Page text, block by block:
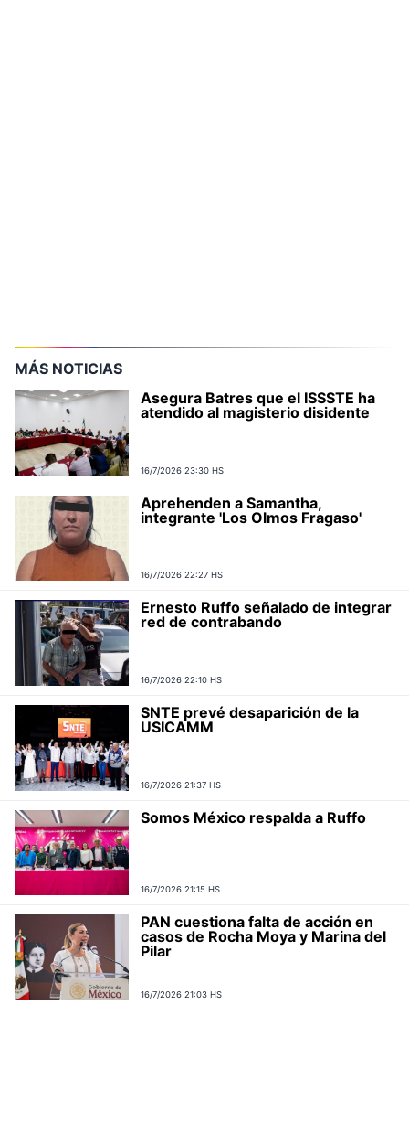
MÁS NOTICIAS
Asegura Batres que el ISSSTE ha
atendido al magisterio disidente
16/7/2026 23:30 HS
Aprehenden a Samantha,
integrante 'Los Olmos Fragaso'
16/7/2026 22:27 HS
Ernesto Ruffo señalado de integrar
red de contrabando
16/7/2026 22:10 HS
SNTE prevé desaparición de la
USICAMM
16/7/2026 21:37 HS
Somos México respalda a Ruffo
16/7/2026 21:15 HS
PAN cuestiona falta de acción en
casos de Rocha Moya y Marina del
Pilar
16/7/2026 21:03 HS